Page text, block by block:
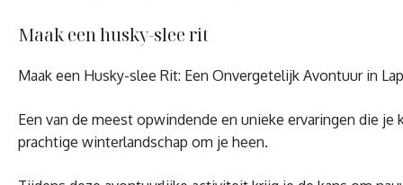
Maak een husky-slee rit
Maak een Husky-slee Rit: Een Onvergetelijk Avontuur in
Een van de meest opwindende en unieke ervaringen die
prachtige winterlandschap om je heen.